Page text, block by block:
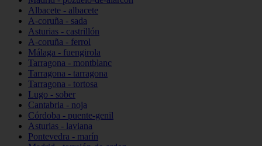
Albacete - albacete
A-coruña - sada
Asturias - castrillón
A-coruña - ferrol
Málaga - fuengirola
Tarragona - montblanc
Tarragona - tarragona
Tarragona - tortosa
Lugo - sober
Cantabria - noja
Córdoba - puente-genil
Asturias - laviana
Pontevedra - marín